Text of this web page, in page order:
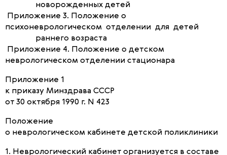
новорожденных детей
Приложение 3. Положение о
психоневрологическом отделении для детей
раннего возраста
Приложение 4. Положение о детском
неврологическом отделении стационара
Приложение 1
к приказу Минздрава СССР
от 30 октября 1990 г. N 423
Положение
о неврологическом кабинете детской поликлиники
1. Неврологический кабинет организуется в составе